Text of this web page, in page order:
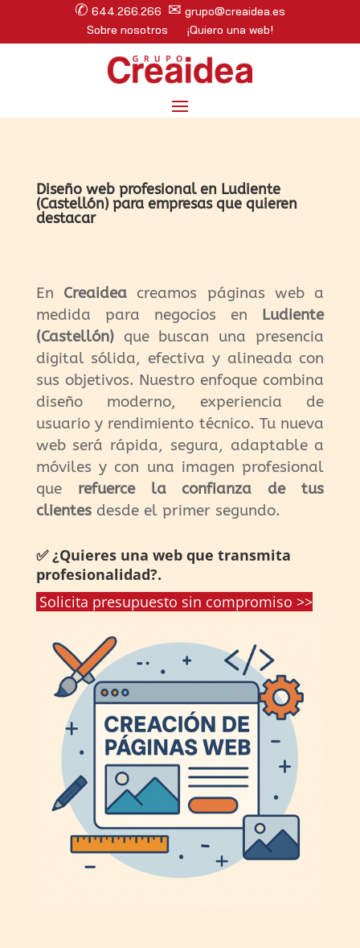
✆ 644.266.266 ✉ grupo@creaidea.es
Sobre nosotros
¡Quiero una web!
Diseño web profesional en Ludiente
(Castellón) para empresas que quieren
destacar
En Creaidea creamos páginas web a
medida para negocios en Ludiente
(Castellón)que buscan una presencia
digital sólida, efectiva y alineada con
sus objetivos. Nuestro enfoque combina
diseño moderno, experiencia de
usuario y rendimiento técnico. Tu nueva
web será rápida, segura, adaptable a
móviles y con una imagen profesional
que refuerce la confianza de tus
clientesdesde el primer segundo.
✅ ¿Quieres una web que transmita
profesionalidad?.
Solicita presupuesto sin compromiso >>